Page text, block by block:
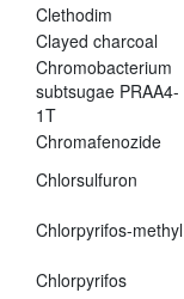
Clethodim
Clayed charcoal
Chromobacterium
subtsugae PRAA4-
1T
Chromafenozide
Chlorsulfuron
Chlorpyrifos-methyl
Chlorpyrifos